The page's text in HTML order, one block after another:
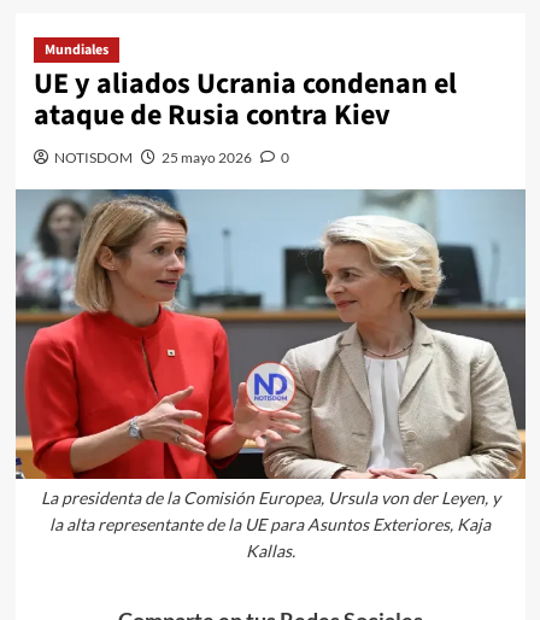
Mundiales
UE y aliados Ucrania condenan el
ataque de Rusia contra Kiev
NOTISDOM 25 mayo 2026 0
La presidenta de la Comisión Europea, Ursula von der Leyen, y
la alta representante de la UE para Asuntos Exteriores, Kaja
Kallas.